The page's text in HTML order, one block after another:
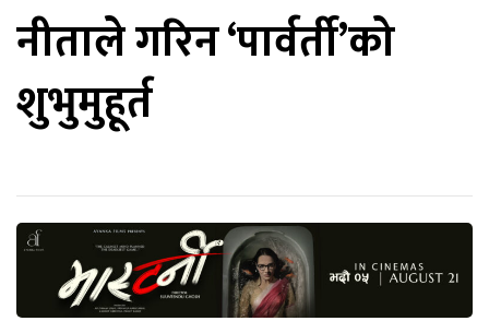
नीताले गरिन ‘पार्वर्ती’को
शुभुमुहूर्त